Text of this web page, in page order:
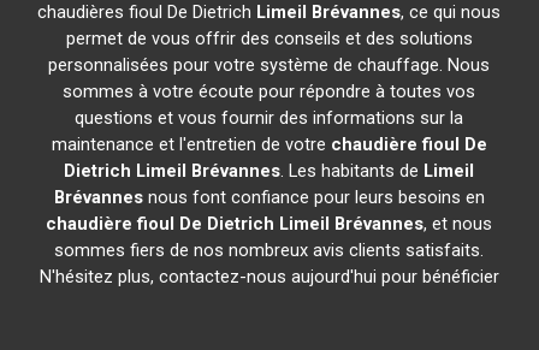
chaudières fioul De Dietrich Limeil Brévannes, ce qui nous
permet de vous offrir des conseils et des solutions
personnalisées pour votre système de chauffage. Nous
sommes à votre écoute pour répondre à toutes vos
questions et vous fournir des informations sur la
maintenance et l'entretien de votre chaudière fioul De
Dietrich Limeil Brévannes. Les habitants de Limeil
Brévannesnous font confiance pour leurs besoins en
chaudière fioul De Dietrich Limeil Brévannes, et nous
sommes fiers de nos nombreux avis clients satisfaits.
N'hésitez plus, contactez-nous aujourd'hui pour bénéficier